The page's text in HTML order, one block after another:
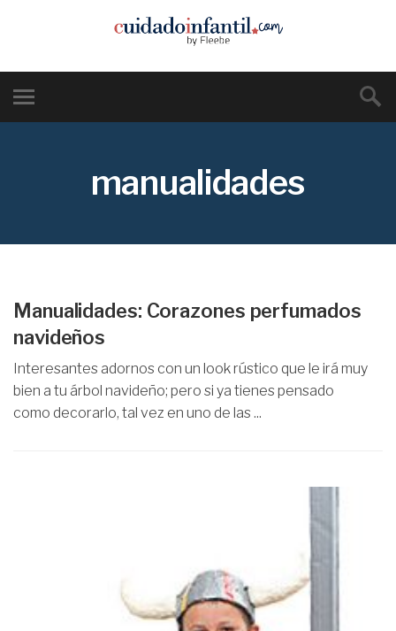
manualidades
Manualidades: Corazones perfumados
navideños
Interesantes adornos con un look rústico que le irá muy
bien a tu árbol navideño; pero si ya tienes pensado
como decorarlo, tal vez en uno de las ...